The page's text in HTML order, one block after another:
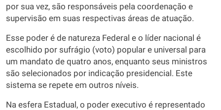
por sua vez, são responsáveis pela coordenação e
supervisão em suas respectivas áreas de atuação.
Esse poder é de natureza Federal e o líder nacional é
escolhido por sufrágio (voto) popular e universal para
um mandato de quatro anos, enquanto seus ministros
são selecionados por indicação presidencial. Este
sistema se repete em outros níveis.
Na esfera Estadual, o poder executivo é representado